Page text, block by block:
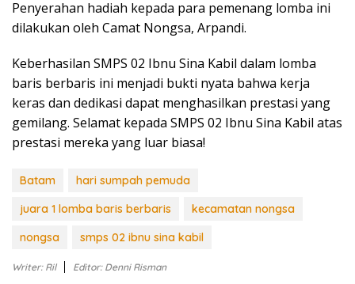
Penyerahan hadiah kepada para pemenang lomba ini
dilakukan oleh Camat Nongsa, Arpandi.
Keberhasilan SMPS 02 Ibnu Sina Kabil dalam lomba
baris berbaris ini menjadi bukti nyata bahwa kerja
keras dan dedikasi dapat menghasilkan prestasi yang
gemilang. Selamat kepada SMPS 02 Ibnu Sina Kabil atas
prestasi mereka yang luar biasa!
Batam
hari sumpah pemuda
juara 1 lomba baris berbaris
kecamatan nongsa
nongsa
smps 02 ibnu sina kabil
Writer: Ril Editor: Denni Risman